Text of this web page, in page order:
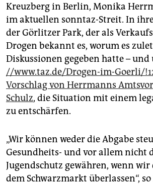
genossenschaft
epaper login
Kreuzberg in Berlin, Monika
im aktuellen sonntaz-Streit. In
der Görlitzer Park, der als
Drogen bekannt es, worum es
Diskussionen gegeben hatte –
//www.taz.de/Drogen-im-Goerli/
Vorschlag von Herrmanns
Schulz, die Situation mit einem
zu entschärfen.
„Wir können weder die Abgabe
Gesundheits- und vor allem nicht
Jugendschutz gewähren, wenn
dem Schwarzmarkt überlassen“,